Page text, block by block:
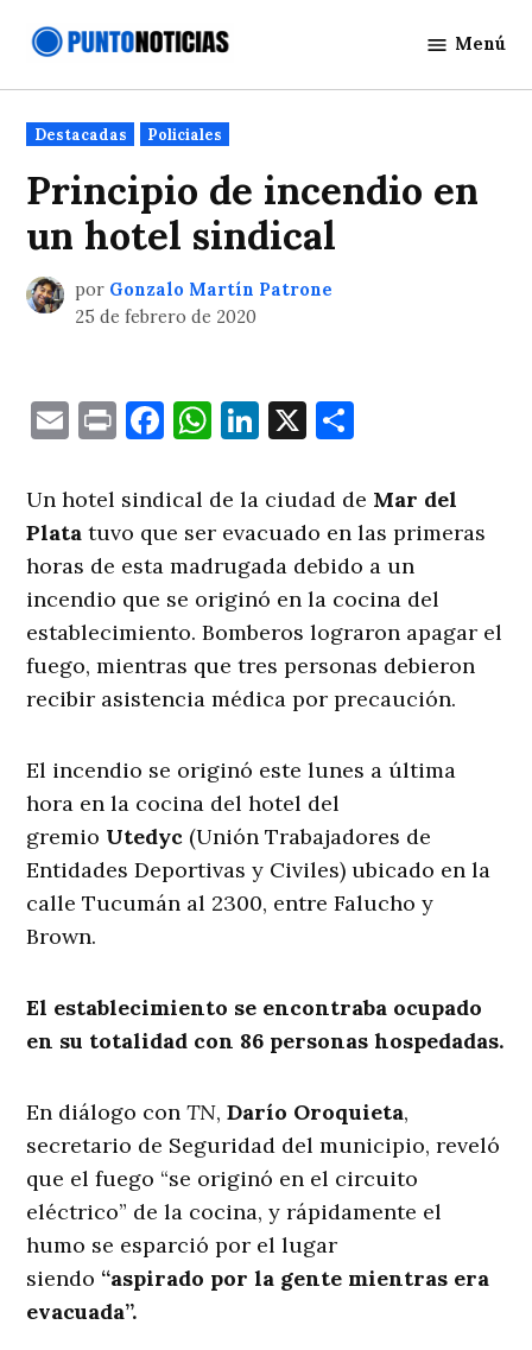
Noticias
Menú
Publicado
en
Destacadas Policiales
Principio de incendio en
un hotel sindical
por Gonzalo Martín Patrone
25 de febrero de 2020
EmailPrintFacebook
WhatsApp
LinkedIn
X
Un hotel sindical de la ciudad de Mar del
Plata tuvo que ser evacuado en las primeras
horas de esta madrugada debido a un
incendio que se originó en la cocina del
establecimiento. Bomberos lograron apagar el
fuego, mientras que tres personas debieron
recibir asistencia médica por precaución.
El incendio se originó este lunes a última
hora en la cocina del hotel del
gremio Utedyc (Unión Trabajadores de
Entidades Deportivas y Civiles) ubicado en la
calle Tucumán al 2300, entre Falucho y
Brown.
El establecimiento se encontraba ocupado
en su totalidad con 86 personas hospedadas.
En diálogo conTN,Darío Oroquieta,
secretario de Seguridad del municipio, reveló
que el fuego “se originó en el circuito
eléctrico” de la cocina, y rápidamente el
humo se esparció por el lugar
siendo “aspirado por la gente mientras era
evacuada”.